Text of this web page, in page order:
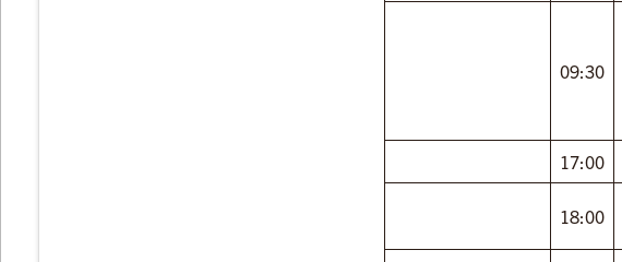
09:30
17:00
18:00